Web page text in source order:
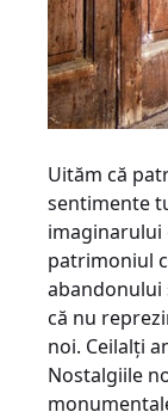
Uităm că
sentimente
imaginarului
patrimoniul
abandonului
că nu
noi. Ceilalţi
Nostalgiile